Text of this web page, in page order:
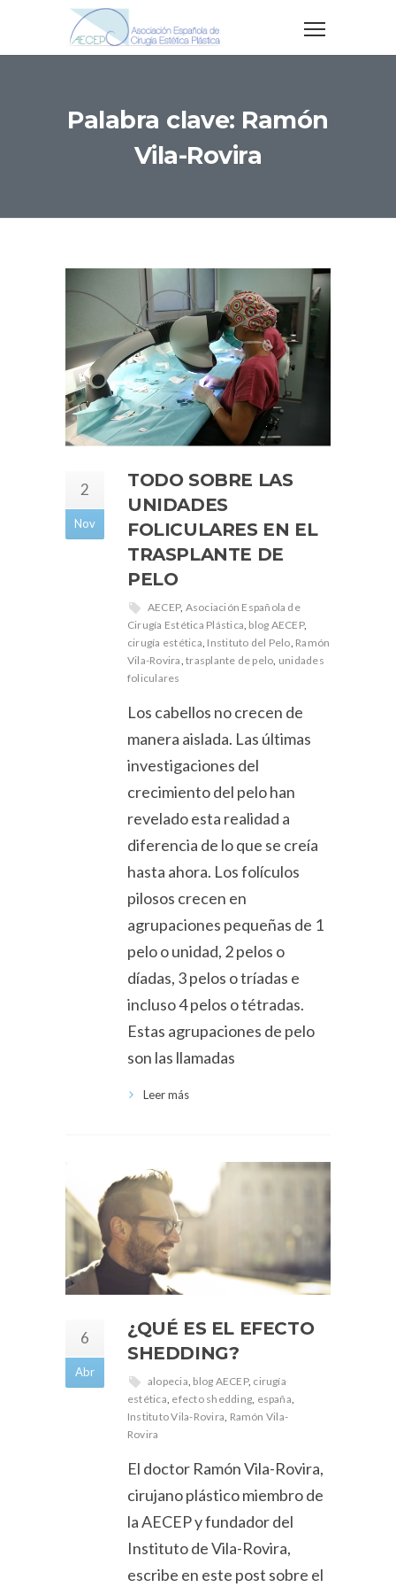
Palabra clave: Ramón
Vila-Rovira
2
Nov
TODO SOBRE LAS
UNIDADES
FOLICULARES EN EL
TRASPLANTE DE
PELO
AECEP, Asociación Española de
Cirugía Estética Plástica blog AECEP,
cirugía estética Instituto del Pelo Ramón
Vila-Rovira ,trasplante de pelo unidades
foliculares
Los cabellos no crecen de
manera aislada. Las últimas
investigaciones del
crecimiento del pelo han
revelado esta realidad a
diferencia de lo que se creía
hasta ahora. Los folículos
pilosos crecen en
agrupaciones pequeñas de 1
pelo o unidad, 2 pelos o
díadas, 3 pelos o tríadas e
incluso 4 pelos o tétradas.
Estas agrupaciones de pelo
son las llamadas
Leer más
6
Abr
¿QUÉ ES EL EFECTO
SHEDDING?
alopecia blog AECEP, cirugía
estética efecto shedding españa
Instituto Vila-Rovira Ramón Vila-
Rovira
El doctor Ramón Vila-Rovira,
cirujano plástico miembro de
la AECEP y fundador del
Instituto de Vila-Rovira,
escribe en este post sobre el